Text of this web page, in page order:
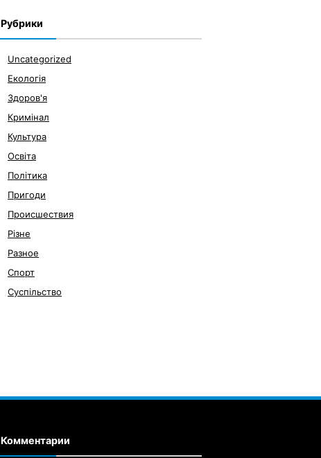
Рубрики
Uncategorized
Екологія
Здоров'я
Кримінал
Культура
Освіта
Політика
Пригоди
Происшествия
Різне
Разное
Спорт
Суспільство
Комментарии